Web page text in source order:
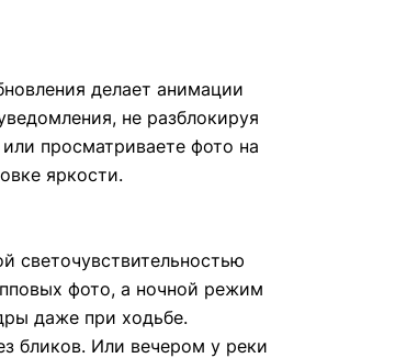
делает анимации
не разблокируя
просматриваете фото на
яркости.
светочувствительностью
фото, а ночной режим
даже при ходьбе.
бликов. Или вечером у реки